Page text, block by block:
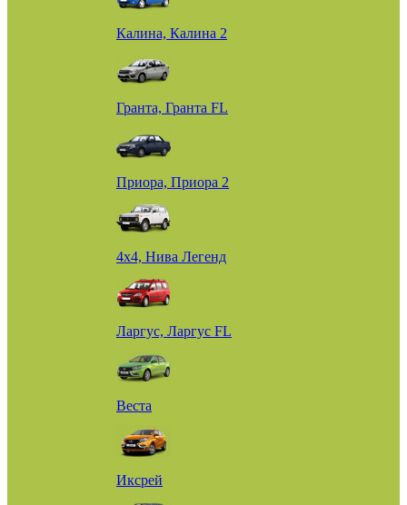
Калина, Калина 2
Гранта, Гранта FL
Приора, Приора 2
4х4, Нива Легенд
Ларгус, Ларгус FL
Веста
Иксрей